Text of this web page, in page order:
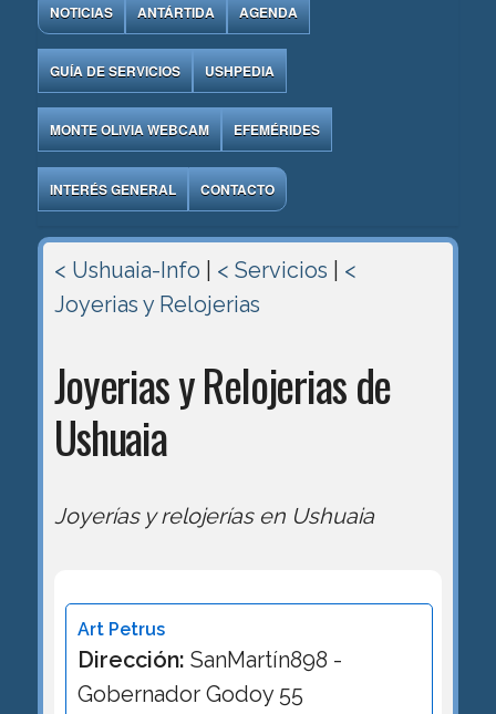
NOTICIAS ANTÁRTIDA AGENDA
GUÍA DE SERVICIOS USHPEDIA
MONTE OLIVIA WEBCAM EFEMÉRIDES
INTERÉS GENERAL CONTACTO
< Ushuaia-Info < Servicios
<
Joyerias y Relojerias
Joyerias y Relojerias de
Ushuaia
Joyerías y relojerías en Ushuaia
Art Petrus
Dirección: SanMartín898 -
Gobernador Godoy 55